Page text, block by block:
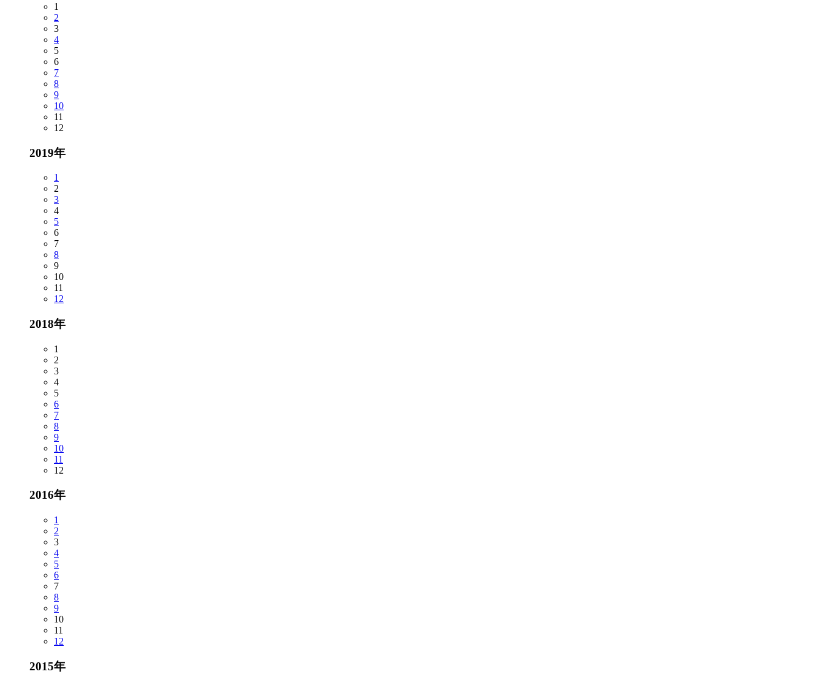
1
2
3
4
5
6
7
8
9
10
11
12
2019年
1
2
3
4
5
6
7
8
9
10
11
12
2018年
1
2
3
4
5
6
7
8
9
10
11
12
2016年
1
2
3
4
5
6
7
8
9
10
11
12
2015年